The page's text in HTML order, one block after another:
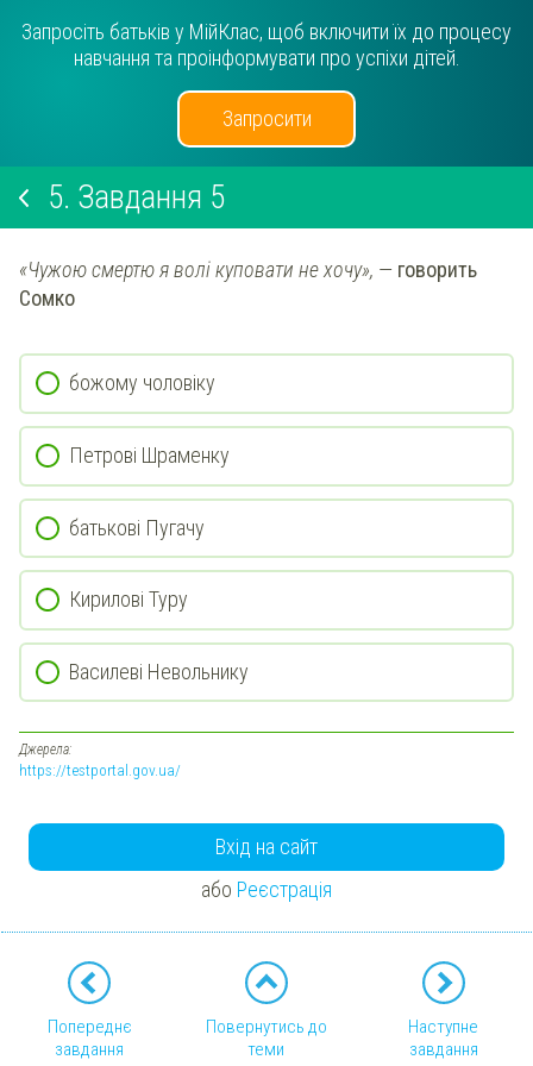
Запросіть батьків у МійКлас, щоб включити їх до процесу
навчання та проінформувати про успіхи дітей.
Запросити
5. Завдання 5
«Чужою смертю я волі куповати не хочу», — говорить
Сомко
божому чоловіку
Петрові Шраменку
батькові Пугачу
Кирилові Туру
Василеві Невольнику
Джерела:
https://testportal.gov.ua/
Вхід на сайт
або Реєстрація
Попереднє
завдання
Повернутись до
теми
Наступне
завдання